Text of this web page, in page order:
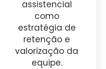
assistencial
como
estratégia de
retenção e
valorização da
equipe.